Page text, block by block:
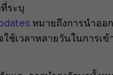
ระบุ
หมายถึงการนำออ
ช้เวลาหลายวันในการเ